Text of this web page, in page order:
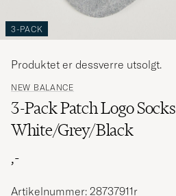
3-PACK
NEW BALANCE
3-Pack Patch Logo Socks
White/Grey/Black
,-
Produktet er dessverre utsolgt.
Artikelnummer: 28737911r